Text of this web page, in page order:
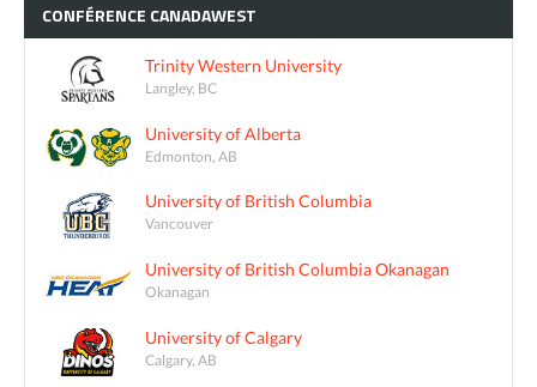
CONFÉRENCE CANADAWEST
Trinity Western University
Langley, BC
University of Alberta
Edmonton, AB
University of British Columbia
Vancouver
University of British Columbia Okanagan
Okanagan
University of Calgary
Calgary, AB